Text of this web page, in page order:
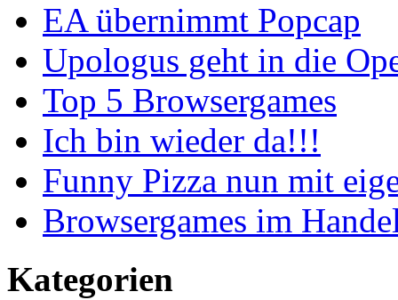
EA übernimmt Popcap
Upologus geht in die
Top 5 Browsergames
Ich bin wieder da!!!
Funny Pizza nun mit
Browsergames im
Kategorien